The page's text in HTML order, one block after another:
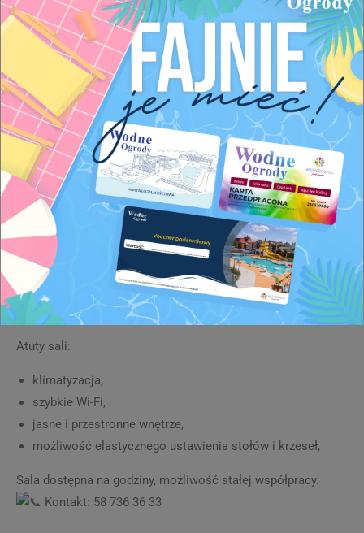
Poszukujesz przestrzeni do prowadzenia zajęć, spotkań lub
warsztatów?
Oferujemy komfortową, klimatyzowaną salę o powierzchni
24 m², idealną dla osób prowadzących działalność
edukacyjną, szkoleniową lub kreatywną.
Logopedia i terapia indywidualna
Treningi personalne i konsultacje
Kursy, szkolenia i korepetycje
Nauka języków obcych
Warsztaty florystyczne
Zajęcia rękodzielnicze i artystyczne
Spotkania biznesowe i prezentacje
Atuty sali:
klimatyzacja,
szybkie Wi-Fi,
jasne i przestronne wnętrze,
możliwość elastycznego ustawienia stołów i krzeseł,
Sala dostępna na godziny, możliwość stałej współpracy.
Kontakt: 58 736 36 33